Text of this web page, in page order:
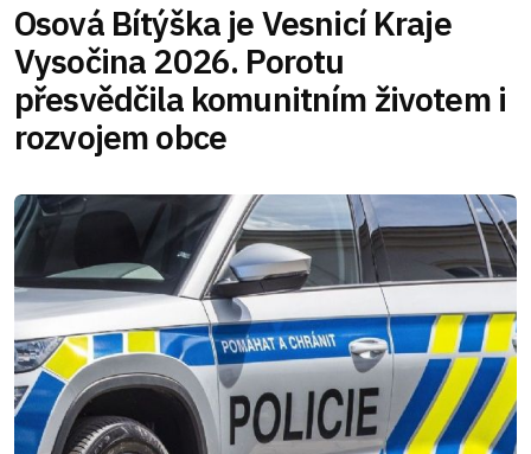
Osová Bítýška je Vesnicí Kraje
Vysočina 2026. Porotu
přesvědčila komunitním životem i
rozvojem obce